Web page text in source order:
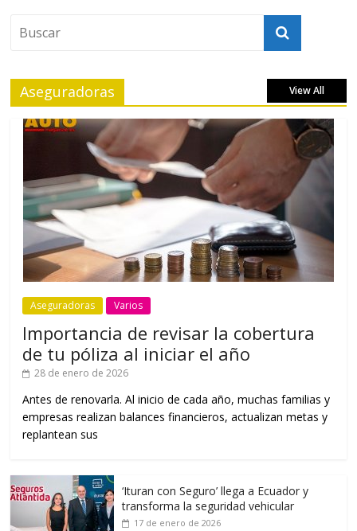
Aseguradoras View All
Aseguradoras Varios
Importancia de revisar la cobertura
de tu póliza al iniciar el año
28 de enero de 2026
Antes de renovarla. Al inicio de cada año, muchas familias y
empresas realizan balances financieros, actualizan metas y
replantean sus
‘Ituran con Seguro’ llega a Ecuador y
transforma la seguridad vehicular
17 de enero de 2026